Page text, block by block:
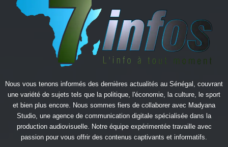
Nous vous tenons informés des dernières actualités au Sénégal, couvrant
une variété de sujets tels que la politique, l'économie, la culture, le sport
et bien plus encore. Nous sommes fiers de collaborer avec Madyana
Studio, une agence de communication digitale spécialisée dans la
production audiovisuelle. Notre équipe expérimentée travaille avec
passion pour vous offrir des contenus captivants et informatifs.